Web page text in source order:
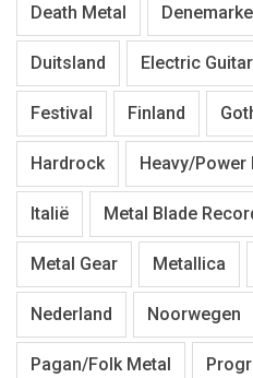
Death Metal
Duitsland Electric Guitar
Festival Finland
Hardrock Heavy/Power
Italië Metal Blade
Metal Gear Metallica
Nederland Noorwegen
Pagan/Folk Metal